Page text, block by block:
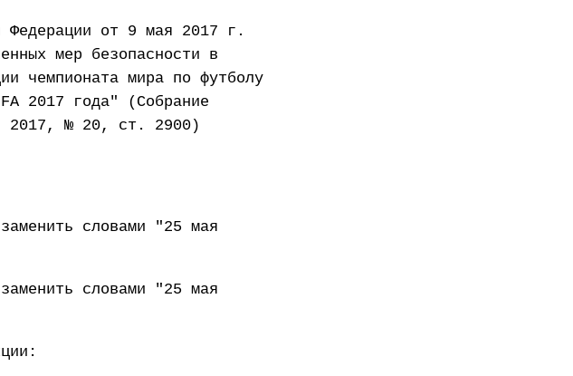
Федерации от 9 мая 2017 г.
мер безопасности в
чемпионата мира по футболу
2017 года" (Собрание
2017, № 20, ст. 2900)
словами "25 мая
словами "25 мая